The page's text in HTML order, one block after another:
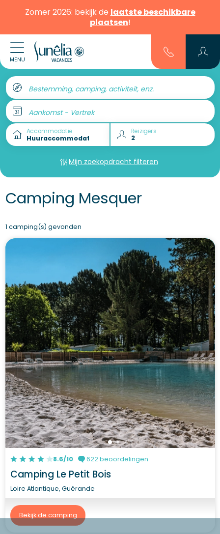
Zomer 2026: bekijk de laatste beschikbare
plaatsen!
MENU
Bestemming, camping, activiteit, enz.
Aankomst - Vertrek
Accommodatie Reizigers
Mijn zoekopdracht filteren
Camping Mesquer
1 camping(s) gevonden
8.6/10 622 beoordelingen
Camping Le Petit Bois
Loire Atlantique, Guérande
Bekijk de camping